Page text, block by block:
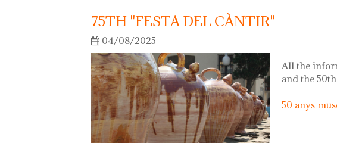
75TH "FESTA DEL CÀNTIR"
04/08/2025
All the
and the
50 anys